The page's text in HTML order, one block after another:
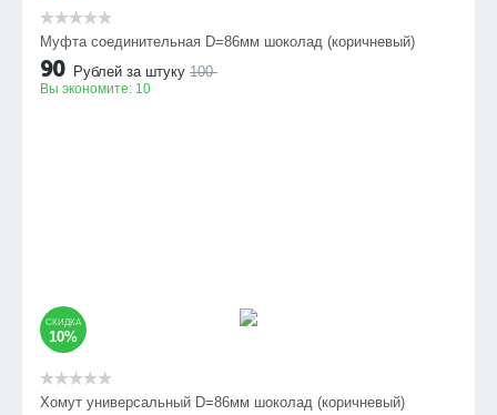
Муфта соединительная D=86мм шоколад (коричневый)
90 Рублей за штуку 100
Вы экономите: 10
СКИДКА
10%
Хомут универсальный D=86мм шоколад (коричневый)